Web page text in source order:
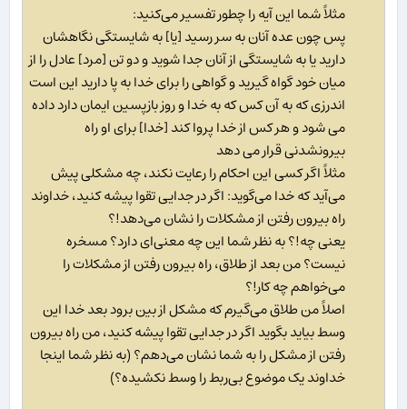
مثلاً شما این آیه را چطور تفسیر می‌کنید:
پس چون عده آنان به سر رسيد [يا] به شايستگى نگاهشان
داريد يا به شايستگى از آنان جدا شويد و دو تن [مرد] عادل را از
ميان خود گواه گيريد و گواهى را براى خدا به پا داريد اين است
اندرزى كه به آن كس كه به خدا و روز بازپسين ايمان دارد داده
مى ‏شود و هر كس از خدا پروا كند [خدا] براى او راه
بيرون‏شدنى قرار مى‏ دهد
مثلاً اگر کسی این احکام را رعایت نکند، چه مشکلی پیش
می‌آید که خدا می‌گوید: اگر در جدایی تقوا پیشه کنید، خداوند
راه بیرون رفتن از مشکلات را نشان می‌دهد!؟
یعنی چه!؟ به نظر شما این چه معنی‌ای دارد؟ مسخره
نیست؟ من بعد از طلاق، راه بیرون رفتن از مشکلات را
می‌خواهم چه کار!؟
اصلاً من طلاق می‌گیرم که مشکل از بین برود بعد خدا این
وسط بیاید بگوید اگر در جدایی تقوا پیشه کنید، من راه بیرون
رفتن از مشکل را به شما نشان می‌دهم؟ (به نظر شما اینجا
خداوند یک موضوع بی‌ربط را وسط نکشیده؟)